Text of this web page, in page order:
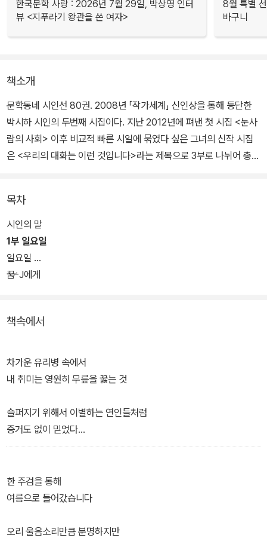
한국문학 사랑 : 2026년 7월 29일, 박상영 인터
뷰 <지푸라기 왕관을 쓴 여자>
8월 특별
바구니
책소개
문학동네 시인선 80권. 2008년 「작가세계」 신인상을 통해 등단한
박시하 시인의 두번째 시집이다. 지난 2012년에 펴낸 첫 시집 <눈사
람의 사회> 이후 비교적 빠른 시일에 묶였다 싶은 그녀의 신작 시집
은 <우리의 대화는 이런 것입니다>라는 제목으로 3부로 나뉘어 총 5
박시하 시인의 이번 시집은 흰 돌과 검은 돌을 마주한 바둑판을 사이
에 둔 너와 나, 다시 말해 삶과 죽음의 표방으로 크게 비유할 수 있을
듯하다. 이는 다시 말해 시의 근원을 자문자답하는 과정이라 말할 수
도 있겠다. 그래서인지 고함보다는 침묵이, 입보다는 귀의 입장에서
읽히는 시로 보이는데, 애써 참아보려 하지만 정독하고 났을 때 남는
눈물은 주지 않고 눈물이 떨어졌다 말아버린 페이지만을 우리에게 읽
엄살을 모르고 도통 수다를 모르는 그녀의 시에서 우리가 발견하는
건 가볍고 무심한 깃털 한 개다. 그러나 그 가뿐한 무게가 내 호주머니
살이를 스스로 겪어내는 경험을 감내하게 될 것이다. 안의 소요는 오
래 묵직할 것이다.
목차
시인의 말
1부 일요일
일요일
꿈-J에게
책속에서
차가운 유리병 속에서
내 취미는 영원히 무릎을 꿇는 것
슬퍼지기 위해서 이별하는 연인들처럼
증거도 없이 믿었다
슬픔이 시가 되었으니 안 슬퍼야 할 텐데.
시가 된 슬픔은 어느 다른 나라로
어느 날 건강히 다시 돌아올 거란다.”
한 주검을 통해
여름으로 들어갔습니다
오리 울음소리만큼 분명하지만